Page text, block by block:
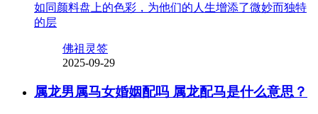
如同颜料盘上的色彩，为他们的人生增添了微妙而独特
的层
佛祖灵签
2025-09-29
属龙男属马女婚姻配吗 属龙配马是什么意思？